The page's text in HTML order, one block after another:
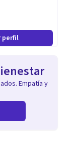
perfil
Empatía y